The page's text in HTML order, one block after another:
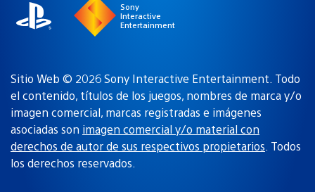
Sony
Interactive
Entertainment
Sitio Web © 2026 Sony Interactive Entertainment. Todo
el contenido, títulos de los juegos, nombres de marca y/o
imagen comercial, marcas registradas e imágenes
asociadas son imagen comercial y/o material con
derechos de autor de sus respectivos propietarios. Todos
los derechos reservados.